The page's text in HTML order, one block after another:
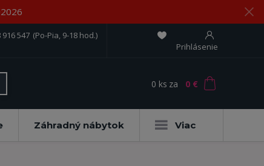
Prihlásenie
916 547 (Po-Pia, 9-18 hod.)
0 ks za 0 €
Záhradný nábytok Viac